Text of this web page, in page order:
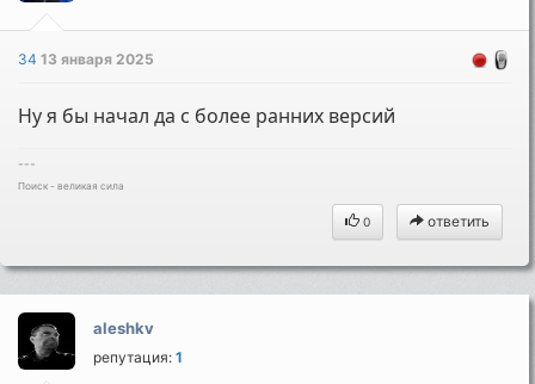
3413 января 2025
Ну я бы начал да с более ранних версий
---
Поиск - великая сила
0 ответить
aleshkv
репутация:1